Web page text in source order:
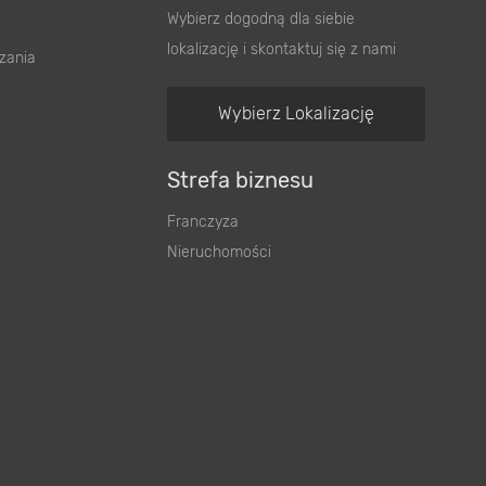
lokalizację i skontaktuj się z nami
Nieruchomości